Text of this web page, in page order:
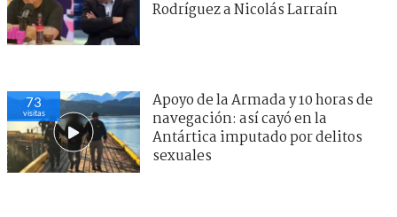
Rodríguez a Nicolás Larraín
73
visitas
Apoyo de la Armada y 10 horas de
navegación: así cayó en la
Antártica imputado por delitos
sexuales